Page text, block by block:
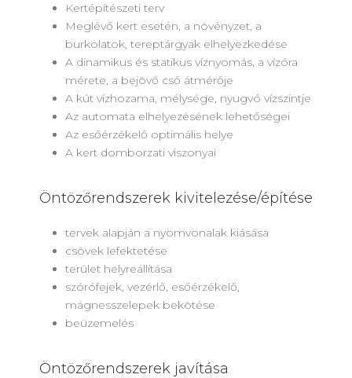
Kertépítészeti terv
Meglévő kert esetén, a növényzet, a
burkolatok, tereptárgyak elhelyezkedése
A dinamikus és statikus víznyomás, a vízóra
mérete, a bejövő cső átmérője
A kút vízhozama, mélysége, nyugvó vízszintje
Az automata elhelyezésének lehetőségei
Az esőérzékelő optimális helye
A kert domborzati viszonyai
Öntözőrendszerek kivitelezése/építése
tervek alapján a nyomvonalak kiásása
csövek lefektetése
terület helyreállítása
szórófejek, vezérlő, esőérzékelő,
mágnesszelepek bekötése
beüzemelés
Öntözőrendszerek javítása